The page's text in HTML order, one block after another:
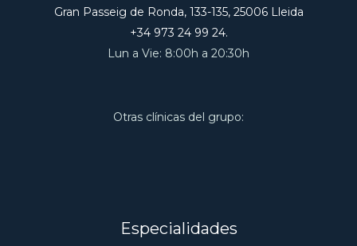
Gran Passeig de Ronda, 133-135, 25006 Lleida
+34 973 24 99 24.
Lun a Vie: 8:00h a 20:30h
Otras clínicas del grupo:
Especialidades